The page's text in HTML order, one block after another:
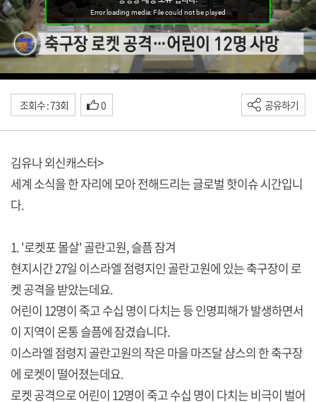
조회수 : 73회 0 공유하기
김유나 외신캐스터>
세계 소식을 한 자리에 모아 전해드리는 글로벌 핫이슈 시간입니
다.
1. '로켓포 몰살' 골란고원, 슬픔 잠겨
현지시간 27일 이스라엘 점령지인 골란고원에 있는 축구장이 로
켓 공격을 받았는데요.
어린이 12명이 죽고 수십 명이 다치는 등 인명피해가 발생하면서
이 지역이 온통 슬픔에 잠겼습니다.
이스라엘 점령지 골란고원의 작은 마을 마즈달 샴스의 한 축구장
에 로켓이 떨어졌는데요.
로켓 공격으로 어린이 12명이 죽고 수십 명이 다치는 비극이 벌어